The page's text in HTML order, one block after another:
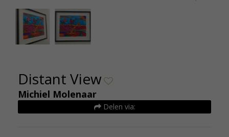
Distant View
Michiel Molenaar
Delen via: